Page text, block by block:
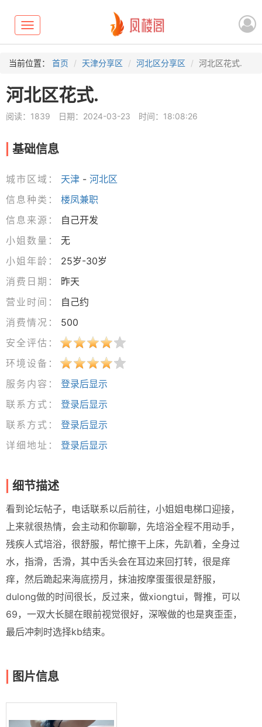
Toggle
navigation
当前位置： 首页 天津分享区 河北区分享区 河北区花式.
河北区花式.
阅读：1839 日期：2024-03-23 时间：18:08:26
基础信息
城市区域： 天津 - 河北区
信息种类：
楼凤兼职
信息来源：
自己开发
小姐数量：
无
小姐年龄：
25岁-30岁
消费日期：
昨天
营业时间：
自己约
消费情况：
500
安全评估：
环境设备：
服务内容：
登录后显示
联系方式：
登录后显示
联系方式：
登录后显示
详细地址：
登录后显示
细节描述
看到论坛帖子，电话联系以后前往，小姐姐电梯口迎接，
上来就很热情，会主动和你聊聊，先培浴全程不用动手，
残疾人式培浴，很舒服，帮忙擦干上床，先趴着，全身过
水，指滑，舌滑，其中舌头会在耳边来回打转，很是痒
痒，然后跪起来海底捞月，抹油按摩蛋蛋很是舒服，
dulong做的时间很长，反过来，做xiongtui，臀推，可以
69，一双大长腿在眼前视觉很好，深喉做的也是爽歪歪，
最后冲刺时选择kb结束。
图片信息